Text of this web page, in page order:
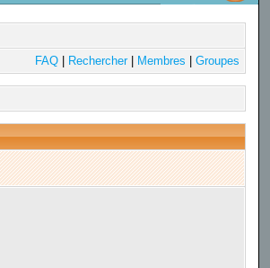
FAQ| Rechercher| Membres Groupes